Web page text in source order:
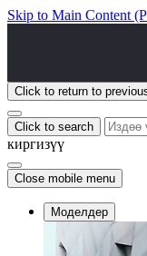
Skip to Main Content
Click to return to
Click to search
киргизүү
Close mobile menu
Моделдер